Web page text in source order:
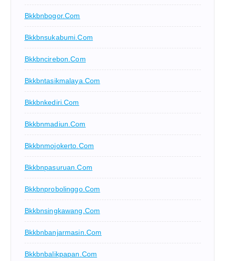
Bkkbnbogor.com
Bkkbnsukabumi.com
Bkkbncirebon.com
Bkkbntasikmalaya.com
Bkkbnkediri.com
Bkkbnmadiun.com
Bkkbnmojokerto.com
Bkkbnpasuruan.com
Bkkbnprobolinggo.com
Bkkbnsingkawang.com
Bkkbnbanjarmasin.com
Bkkbnbalikpapan.com